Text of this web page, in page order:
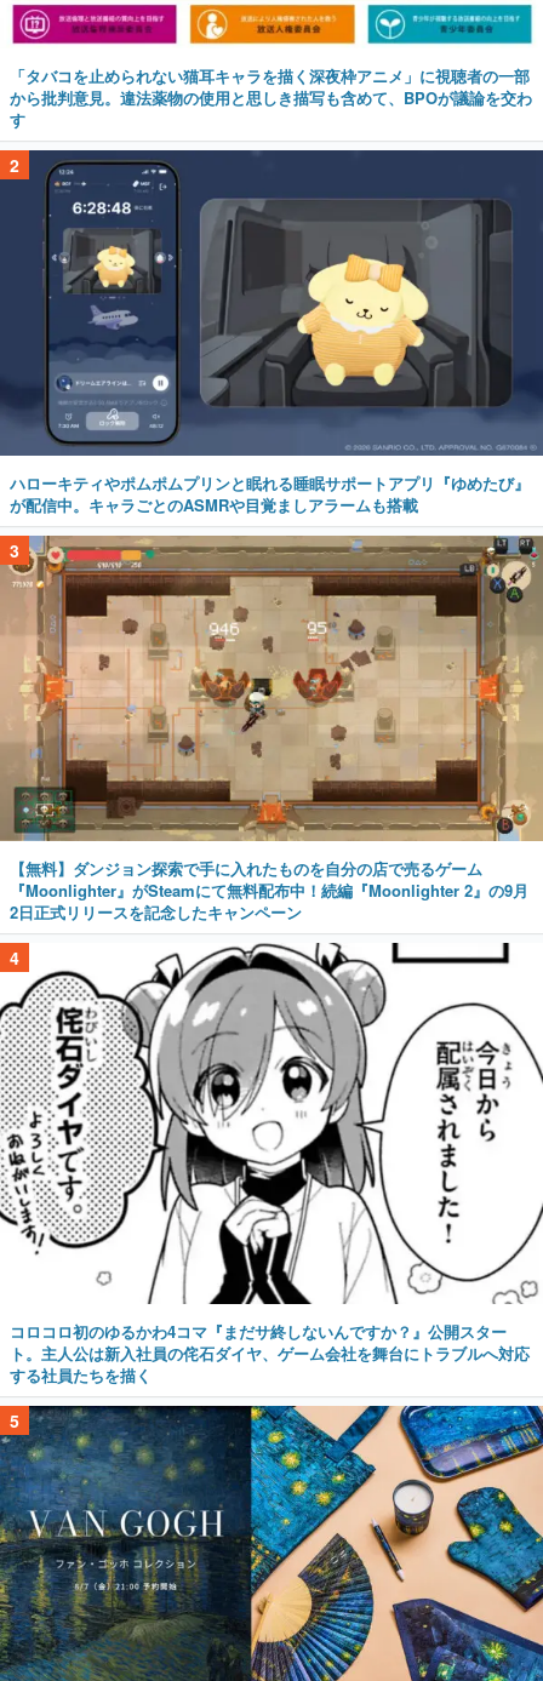
「タバコを止められない猫耳キャラを描く深夜枠アニメ」に視聴者の一部
から批判意見。違法薬物の使用と思しき描写も含めて、BPOが議論を交わ
す
2
ハローキティやポムポムプリンと眠れる睡眠サポートアプリ『ゆめたび』
が配信中。キャラごとのASMRや目覚ましアラームも搭載
3
【無料】ダンジョン探索で手に入れたものを自分の店で売るゲーム
『Moonlighter』がSteamにて無料配布中！続編『Moonlighter 2』の9月
2日正式リリースを記念したキャンペーン
4
コロコロ初のゆるかわ4コマ『まだサ終しないんですか？』公開スター
ト。主人公は新入社員の侘石ダイヤ、ゲーム会社を舞台にトラブルへ対応
する社員たちを描く
5